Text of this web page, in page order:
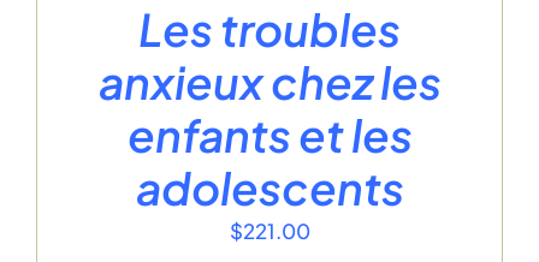
Les troubles
anxieux chez les
enfants et les
adolescents
$221.00